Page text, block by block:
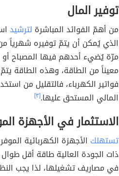
توفير المال
من أهمّ الفوائد المباشرة لترشيد
الذي يُمكن أن يتمّ توفيره شهرياً
مرّة يُضيء أحدهم فيها المصباح
معيناً من الطاقة، وهذه الطاقة
فواتير الكهرباء، فالتقليل من
المالي المستحق عليها.[٣]
الاستثمار في الأجهزة
تستهلك الأجهزة الكهربائية
ذات الجودة العالية طاقة أقل
في مصاريف تشغيلها، لذا يجب